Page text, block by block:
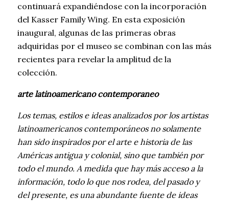
continuará expandiéndose con la incorporación
del Kasser Family Wing. En esta exposición
inaugural, algunas de las primeras obras
adquiridas por el museo se combinan con las más
recientes para revelar la amplitud de la
colección.
arte latinoamericano contemporaneo
Los temas, estilos e ideas analizados por los artistas
latinoamericanos contemporáneos no solamente
han sido inspirados por el arte e historia de las
Américas antigua y colonial, sino que también por
todo el mundo. A medida que hay más acceso a la
información, todo lo que nos rodea, del pasado y
del presente, es una abundante fuente de ideas